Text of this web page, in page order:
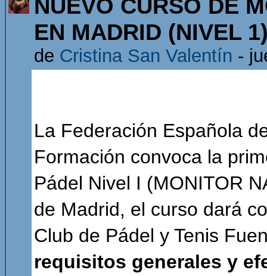
NUEVO CURSO DE
EN MADRID (NIVEL
de Cristina San Valentín -
La Federación Española
Formación convoca la
Pádel Nivel I (MONITOR
de Madrid, el curso dará
Club de Pádel y Tenis
requisitos generales y